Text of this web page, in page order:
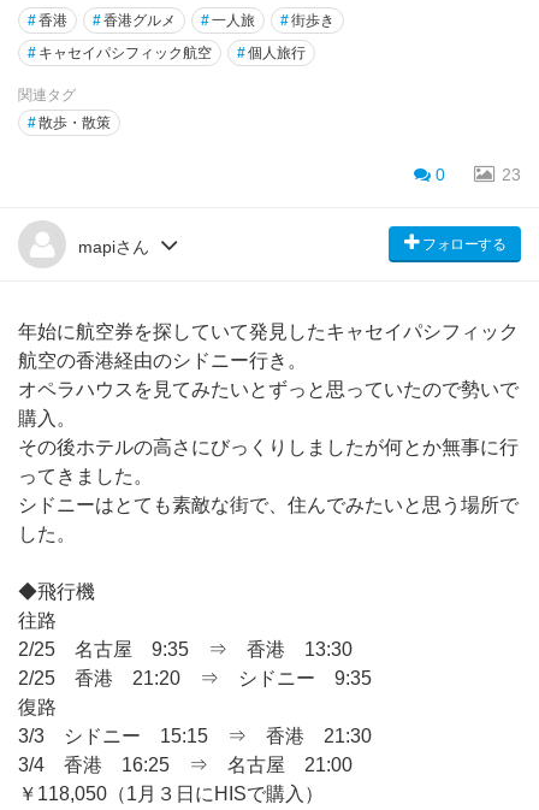
#香港 #香港グルメ #一人旅 #街歩き
# キャセイパシフィック航空 #個人旅行
関連タグ
#散歩・散策
0 23
mapiさん フォローする
年始に航空券を探していて発見したキャセイパシフィック
航空の香港経由のシドニー行き。
オペラハウスを見てみたいとずっと思っていたので勢いで
購入。
その後ホテルの高さにびっくりしましたが何とか無事に行
ってきました。
シドニーはとても素敵な街で、住んでみたいと思う場所で
した。
◆飛行機
往路
2/25 名古屋 9:35 ⇒ 香港 13:30
2/25 香港 21:20 ⇒ シドニー 9:35
復路
3/3 シドニー 15:15 ⇒ 香港 21:30
3/4 香港 16:25 ⇒ 名古屋 21:00
￥118,050（1月３日にHISで購入）